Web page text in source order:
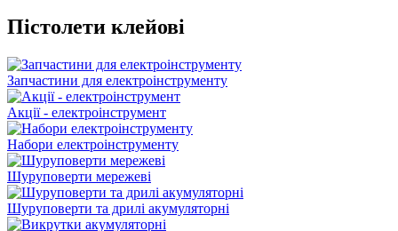
Пістолети клейові
Запчастини для електроінструменту
Акції - електроінструмент
Набори електроінструменту
Шуруповерти мережеві
Шуруповерти та дрилі акумуляторні